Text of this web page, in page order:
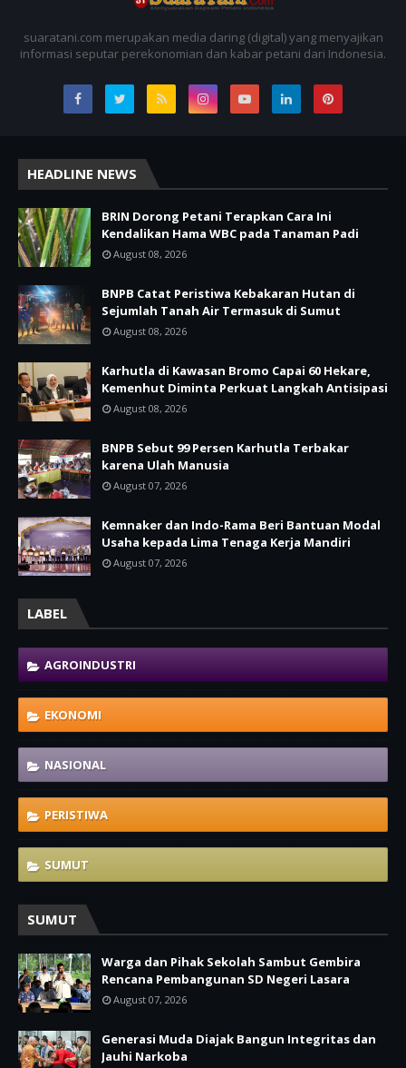
suaratani.com merupakan media daring (digital) yang menyajikan
informasi seputar perekonomian dan kabar petani dari Indonesia.
HEADLINE NEWS
BRIN Dorong Petani Terapkan Cara Ini
Kendalikan Hama WBC pada Tanaman Padi
August 08, 2026
BNPB Catat Peristiwa Kebakaran Hutan di
Sejumlah Tanah Air Termasuk di Sumut
August 08, 2026
Karhutla di Kawasan Bromo Capai 60 Hekare,
Kemenhut Diminta Perkuat Langkah Antisipasi
August 08, 2026
BNPB Sebut 99 Persen Karhutla Terbakar
karena Ulah Manusia
August 07, 2026
Kemnaker dan Indo-Rama Beri Bantuan Modal
Usaha kepada Lima Tenaga Kerja Mandiri
August 07, 2026
LABEL
AGROINDUSTRI
EKONOMI
NASIONAL
PERISTIWA
SUMUT
SUMUT
Warga dan Pihak Sekolah Sambut Gembira
Rencana Pembangunan SD Negeri Lasara
August 07, 2026
Generasi Muda Diajak Bangun Integritas dan
Jauhi Narkoba